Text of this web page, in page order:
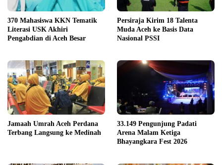
370 Mahasiswa KKN Tematik
Literasi USK Akhiri
Pengabdian di Aceh Besar
Persiraja Kirim 18 Talenta
Muda Aceh ke Basis Data
Nasional PSSI
Jamaah Umrah Aceh Perdana
Terbang Langsung ke Medinah
33.149 Pengunjung Padati
Arena Malam Ketiga
Bhayangkara Fest 2026